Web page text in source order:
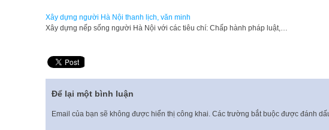
Xây dựng người Hà Nội thanh lịch, văn minh
Xây dựng nếp sống người Hà Nội với các tiêu chí: Chấp hành pháp luật,…
Để lại một bình luận
Email của bạn sẽ không được hiển thị công khai. Các trường bắt buộc được đánh